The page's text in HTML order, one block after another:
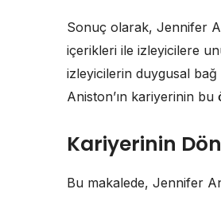
Sonuç olarak, Jennifer
içerikleri ile izleyicilere
izleyicilerin duygusal bağ
Aniston’ın kariyerinin
Kariyerinin
Bu makalede, Jennifer